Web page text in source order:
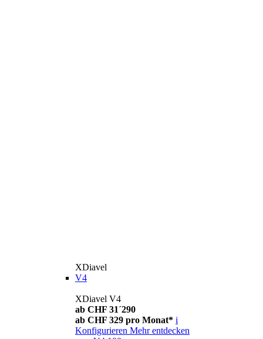
XDiavel
V4
XDiavel V4
ab CHF 31´290
ab CHF 329 pro Monat* i
Konfigurieren Mehr entdecken